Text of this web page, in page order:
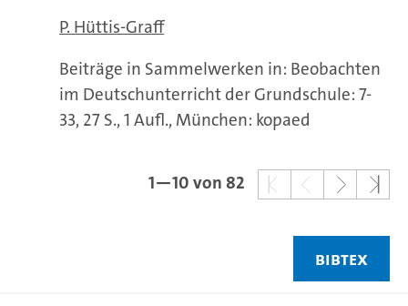
P. Hüttis-Graff
Beiträge in Sammelwerken in: Beobachten
im Deutschunterricht der Grundschule: 7-
33, 27 S., 1 Aufl., München: kopaed
1—10 von 82
BIBTEX